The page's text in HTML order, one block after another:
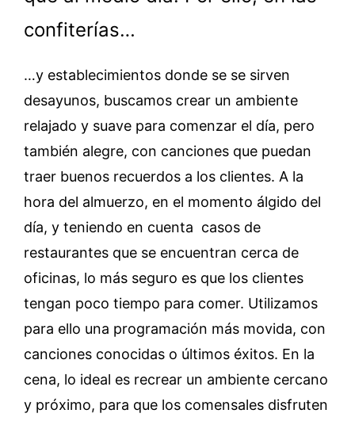
confiterías…
…y establecimientos donde se se sirven
desayunos, buscamos crear un ambiente
relajado y suave para comenzar el día, pero
también alegre, con canciones que puedan
traer buenos recuerdos a los clientes. A la
hora del almuerzo, en el momento álgido del
día, y teniendo en cuenta casos de
restaurantes que se encuentran cerca de
oficinas, lo más seguro es que los clientes
tengan poco tiempo para comer. Utilizamos
para ello una programación más movida, con
canciones conocidas o últimos éxitos. En la
cena, lo ideal es recrear un ambiente cercano
y próximo, para que los comensales disfruten